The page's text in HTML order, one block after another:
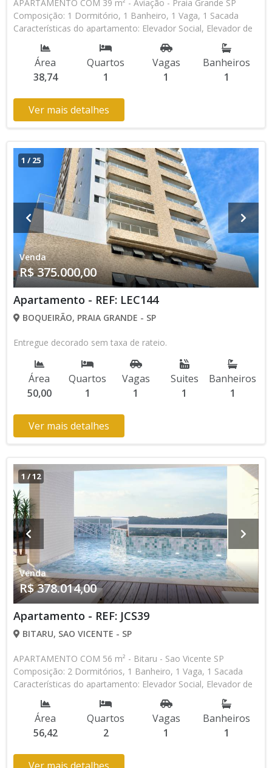
APARTAMENTO COM 39 m² - Aviação - Praia Grande SP
Composição: 1 Dormitório, 1 Banheiro, 1 Vaga, 1 Sacada
Características do apartamento: Elevador Social, Elevador de
Serviço, Portão Automático, Lavanderia, Piscina, Piscina
Infantil, Salão de Jogos, Espaço Kids Aceita Financiamento
Direto com a Construtora Lançamento, Em Obras * Os
valores e disponibilidade podem ser alterados sem prévio
Área
38,74
Quartos
1
Vagas
1
Banheiros
1
Ver mais detalhes
1 /25
Venda
R$ 375.000,00
Apartamento - REF: LEC144
BOQUEIRÃO, PRAIA GRANDE - SP
Entregue decorado sem taxa de rateio.
Área
50,00
Quartos
1
Vagas
1
Suites
1
Banheiros
1
Ver mais detalhes
1 /12
Venda
R$ 378.014,00
Apartamento - REF: JCS39
BITARU, SAO VICENTE - SP
APARTAMENTO COM 56 m² - Bitaru - Sao Vicente SP
Composição: 2 Dormitórios, 1 Banheiro, 1 Vaga, 1 Sacada
Características do apartamento: Elevador Social, Elevador de
Serviço, Acessibilidade, Portão Automático, Interfone, Piscina,
Sauna, Salão de Jogos, Salão de Festas, Espaço Kids,
Churrasqueira Aceita Financiamento Bancário * Os valores e
disponibilidade podem ser alterados sem prévio aviso. Favor
Área
56,42
Quartos
2
Vagas
1
Banheiros
1